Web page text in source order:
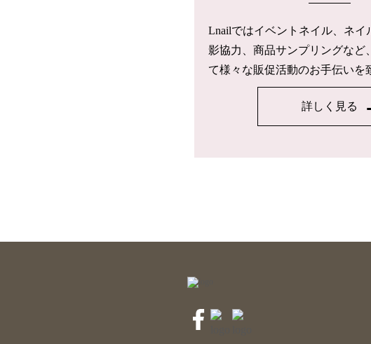
Lnailではイベントネイル、ネイ
影協力、商品サンプリングなど
て様々な販促活動のお手伝いを
詳しく見る